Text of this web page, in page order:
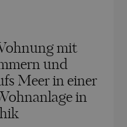
mit
und
Meer in einer
in